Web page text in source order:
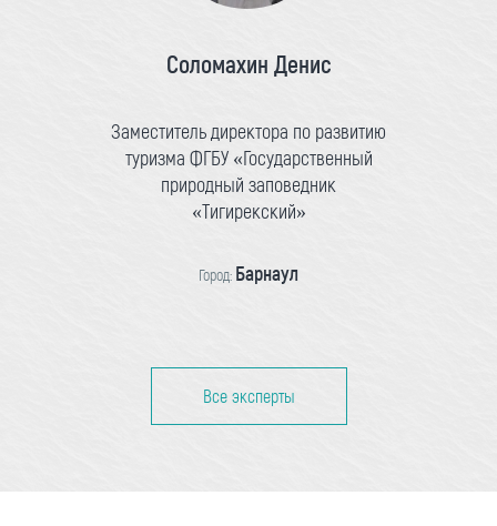
Соломахин Денис
Заместитель директора по развитию
туризма ФГБУ «Государственный
природный заповедник
«Тигирекский»
Город: Барнаул
Все эксперты